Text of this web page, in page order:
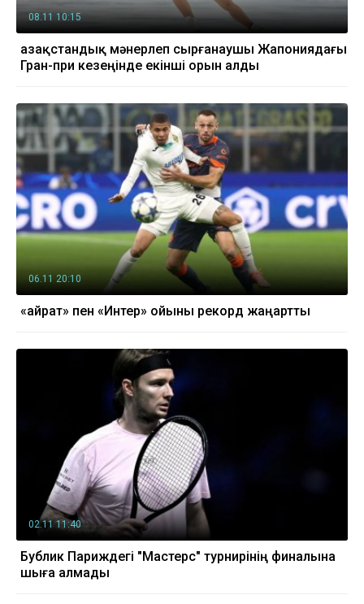
08.11 10:15
Қазақстандық мәнерлеп сырғанаушы Жапониядағы
Гран-при кезеңінде екінші орын алды
06.11 20:10
«Қайрат» пен «Интер» ойыны рекорд жаңартты
02.11 11:40
Бублик Париждегі "Мастерс" турнирінің финалына
шыға алмады